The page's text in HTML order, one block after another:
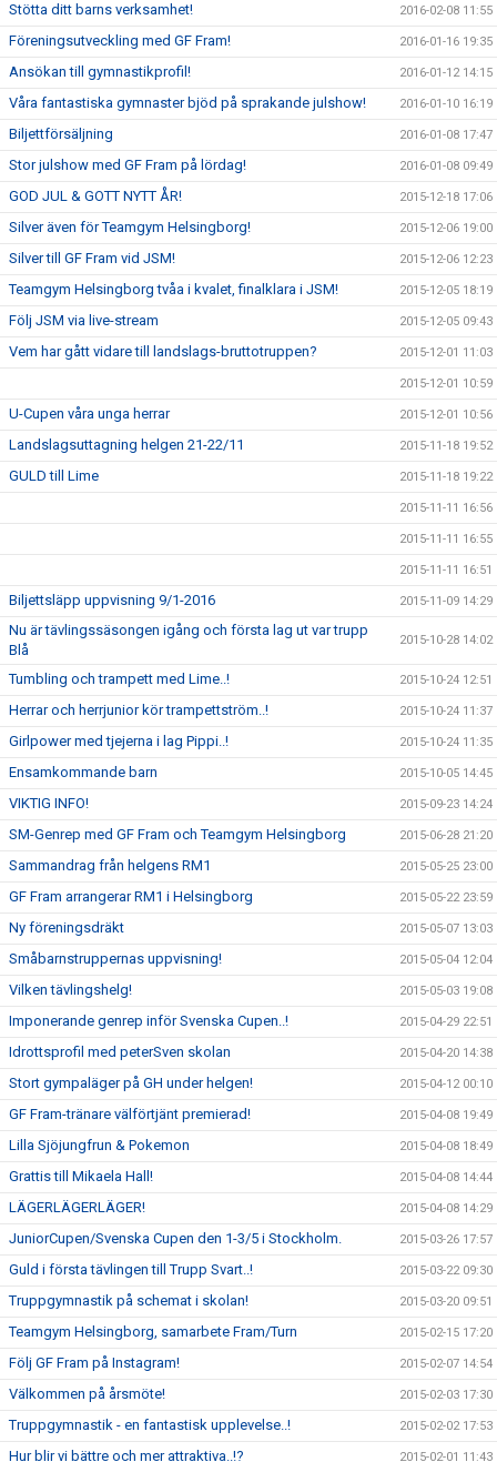
Stötta ditt barns verksamhet! 2016-02-08 11:55
Föreningsutveckling med GF Fram! 2016-01-16 19:35
Ansökan till gymnastikprofil! 2016-01-12 14:15
Våra fantastiska gymnaster bjöd på sprakande julshow! 2016-01-10 16:19
Biljettförsäljning 2016-01-08 17:47
Stor julshow med GF Fram på lördag! 2016-01-08 09:49
GOD JUL & GOTT NYTT ÅR! 2015-12-18 17:06
Silver även för Teamgym Helsingborg! 2015-12-06 19:00
Silver till GF Fram vid JSM! 2015-12-06 12:23
Teamgym Helsingborg tvåa i kvalet, finalklara i JSM! 2015-12-05 18:19
Följ JSM via live-stream 2015-12-05 09:43
Vem har gått vidare till landslags-bruttotruppen? 2015-12-01 11:03
2015-12-01 10:59
U-Cupen våra unga herrar 2015-12-01 10:56
Landslagsuttagning helgen 21-22/11 2015-11-18 19:52
GULD till Lime 2015-11-18 19:22
2015-11-11 16:56
2015-11-11 16:55
2015-11-11 16:51
Biljettsläpp uppvisning 9/1-2016 2015-11-09 14:29
Nu är tävlingssäsongen igång och första lag ut var trupp
Blå
2015-10-28 14:02
Tumbling och trampett med Lime..! 2015-10-24 12:51
Herrar och herrjunior kör trampettström..! 2015-10-24 11:37
Girlpower med tjejerna i lag Pippi..! 2015-10-24 11:35
Ensamkommande barn 2015-10-05 14:45
VIKTIG INFO! 2015-09-23 14:24
SM-Genrep med GF Fram och Teamgym Helsingborg 2015-06-28 21:20
Sammandrag från helgens RM1 2015-05-25 23:00
GF Fram arrangerar RM1 i Helsingborg 2015-05-22 23:59
Ny föreningsdräkt 2015-05-07 13:03
Småbarnstruppernas uppvisning! 2015-05-04 12:04
Vilken tävlingshelg! 2015-05-03 19:08
Imponerande genrep inför Svenska Cupen..! 2015-04-29 22:51
Idrottsprofil med peterSven skolan 2015-04-20 14:38
Stort gympaläger på GH under helgen! 2015-04-12 00:10
GF Fram-tränare välförtjänt premierad! 2015-04-08 19:49
Lilla Sjöjungfrun & Pokemon 2015-04-08 18:49
Grattis till Mikaela Hall! 2015-04-08 14:44
LÄGERLÄGERLÄGER! 2015-04-08 14:29
JuniorCupen/Svenska Cupen den 1-3/5 i Stockholm. 2015-03-26 17:57
Guld i första tävlingen till Trupp Svart..! 2015-03-22 09:30
Truppgymnastik på schemat i skolan! 2015-03-20 09:51
Teamgym Helsingborg, samarbete Fram/Turn 2015-02-15 17:20
Följ GF Fram på Instagram! 2015-02-07 14:54
Välkommen på årsmöte! 2015-02-03 17:30
Truppgymnastik - en fantastisk upplevelse..! 2015-02-02 17:53
Hur blir vi bättre och mer attraktiva..!? 2015-02-01 11:43